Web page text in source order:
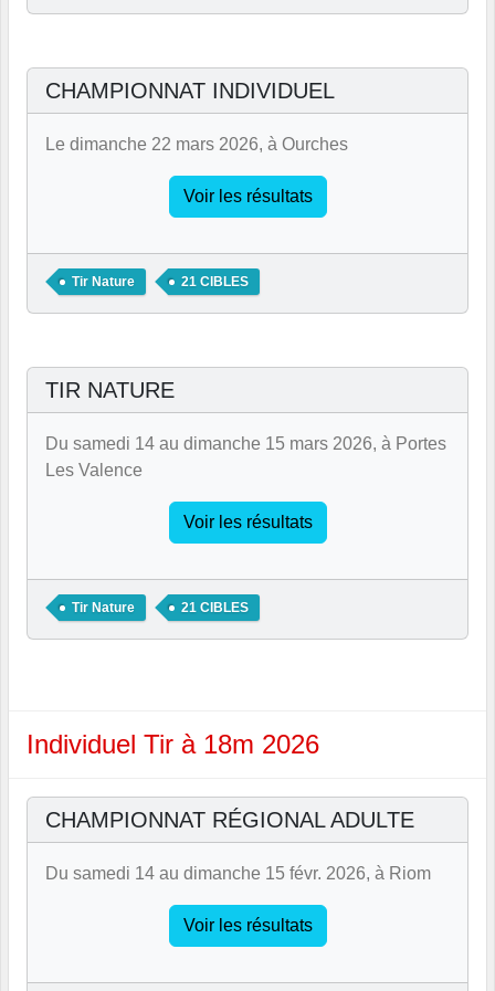
CHAMPIONNAT INDIVIDUEL
Le dimanche 22 mars 2026, à Ourches
Voir les résultats
Tir Nature 21 CIBLES
TIR NATURE
Du samedi 14 au dimanche 15 mars 2026, à Portes
Les Valence
Voir les résultats
Tir Nature 21 CIBLES
Individuel Tir à 18m 2026
CHAMPIONNAT RÉGIONAL ADULTE
Du samedi 14 au dimanche 15 févr. 2026, à Riom
Voir les résultats